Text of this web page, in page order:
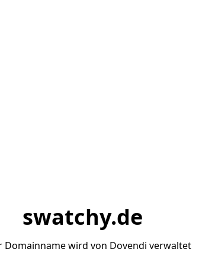
swatchy.de
Domainname wird von Dovendi verwaltet